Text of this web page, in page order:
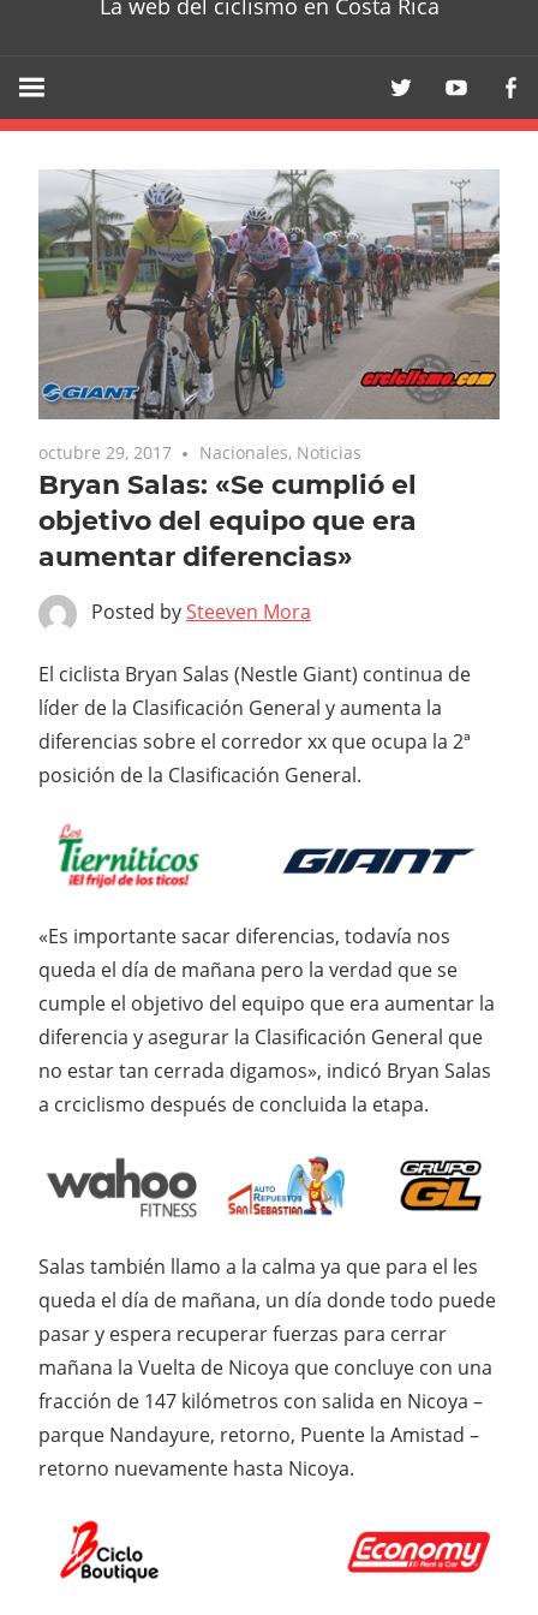
La web del ciclismo en Costa Rica
octubre 29, 2017 Nacionales, Noticias
Bryan Salas: «Se cumplió el
objetivo del equipo que era
aumentar diferencias»
Posted bySteeven Mora
El ciclista Bryan Salas (Nestle Giant) continua de
líder de la Clasificación General y aumenta la
diferencias sobre el corredor xx que ocupa la 2ª
posición de la Clasificación General.
«Es importante sacar diferencias, todavía nos
queda el día de mañana pero la verdad que se
cumple el objetivo del equipo que era aumentar la
diferencia y asegurar la Clasificación General que
no estar tan cerrada digamos», indicó Bryan Salas
a crciclismo después de concluida la etapa.
Salas también llamo a la calma ya que para el les
queda el día de mañana, un día donde todo puede
pasar y espera recuperar fuerzas para cerrar
mañana la Vuelta de Nicoya que concluye con una
fracción de 147 kilómetros con salida en Nicoya –
parque Nandayure, retorno, Puente la Amistad –
retorno nuevamente hasta Nicoya.